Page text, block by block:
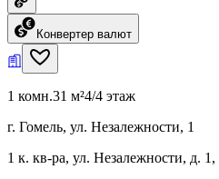
Конвертер валют
1 комн.31 м²4/4 этаж
г. Гомель, ул. Незалежности, 1
1 к. кв-ра, ул. Незалежности, д. 1,